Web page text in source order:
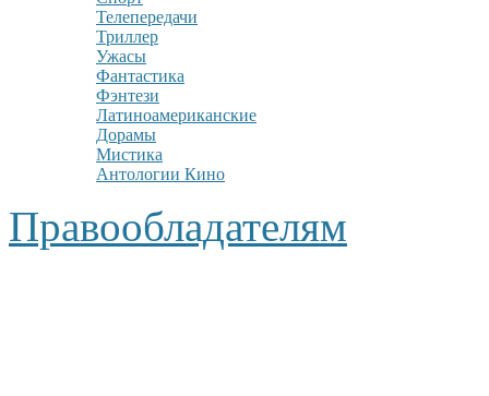
Телепередачи
Триллер
Ужасы
Фантастика
Фэнтези
Латиноамериканские
Дорамы
Мистика
Антологии Кино
Правообладателям